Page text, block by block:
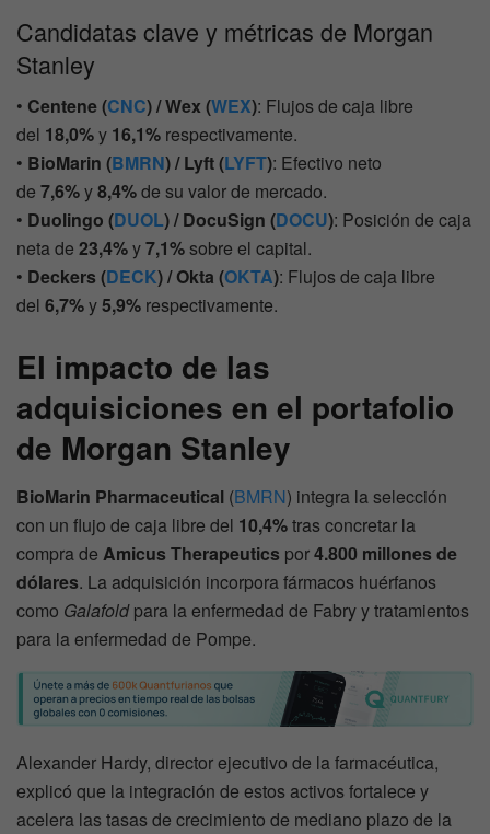
Candidatas clave y métricas de Morgan
Stanley
• Centene (CNC) / Wex (WEX): Flujos de caja libre
del 18,0%y 16,1% respectivamente.
• BioMarin (BMRN) / Lyft (LYFT): Efectivo neto
de 7,6%y8,4%de su valor de mercado.
• Duolingo (DUOL) / DocuSign (DOCU): Posición de caja
neta de 23,4%y7,1%sobre el capital.
• Deckers (DECK) / Okta (OKTA): Flujos de caja libre
del 6,7%y5,9% respectivamente.
El impacto de las
adquisiciones en el portafolio
de Morgan Stanley
BioMarin Pharmaceutical (BMRN) integra la selección
con un flujo de caja libre del 10,4%tras concretar la
compra de Amicus Therapeutics por4.800 millones de
dólares. La adquisición incorpora fármacos huérfanos
como Galafoldpara la enfermedad de Fabry y tratamientos
para la enfermedad de Pompe.
Alexander Hardy, director ejecutivo de la farmacéutica,
explicó que la integración de estos activos fortalece y
acelera las tasas de crecimiento de mediano plazo de la